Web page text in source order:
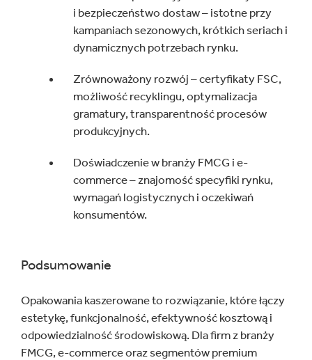
i bezpieczeństwo dostaw – istotne przy
kampaniach sezonowych, krótkich seriach i
dynamicznych potrzebach rynku.
Zrównoważony rozwój – certyfikaty FSC,
możliwość recyklingu, optymalizacja
gramatury, transparentność procesów
produkcyjnych.
Doświadczenie w branży FMCG i e-
commerce – znajomość specyfiki rynku,
wymagań logistycznych i oczekiwań
konsumentów.
Podsumowanie
Opakowania kaszerowane to rozwiązanie, które łączy
estetykę, funkcjonalność, efektywność kosztową i
odpowiedzialność środowiskową. Dla firm z branży
FMCG, e-commerce oraz segmentów premium